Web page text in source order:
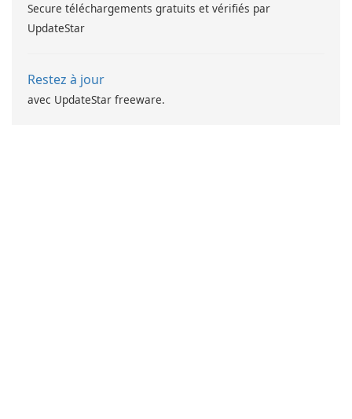
Secure téléchargements gratuits et vérifiés par
UpdateStar
Restez à jour
avec UpdateStar freeware.